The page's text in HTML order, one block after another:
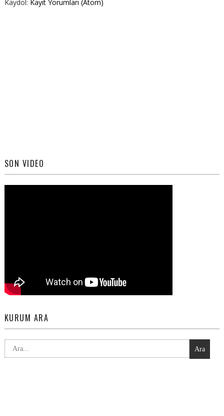
Kaydol: Kayıt Yorumları (Atom)
SON VIDEO
KURUM ARA
Ara